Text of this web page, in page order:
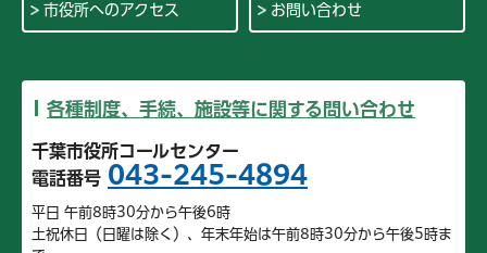
市役所へのアクセス お問い合わせ
各種制度、手続、施設等に関する問い合わせ
千葉市役所コールセンター
電話番号 043-245-4894
平日 午前8時30分から午後6時
土祝休日（日曜は除く）、年末年始は午前8時30分から午後5時ま